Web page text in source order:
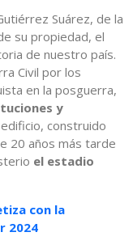
Suárez, de la
su propiedad, el
de nuestro país.
Civil por los
en la posguerra,
y
construido
20 años más tarde
el estadio
con la
2024